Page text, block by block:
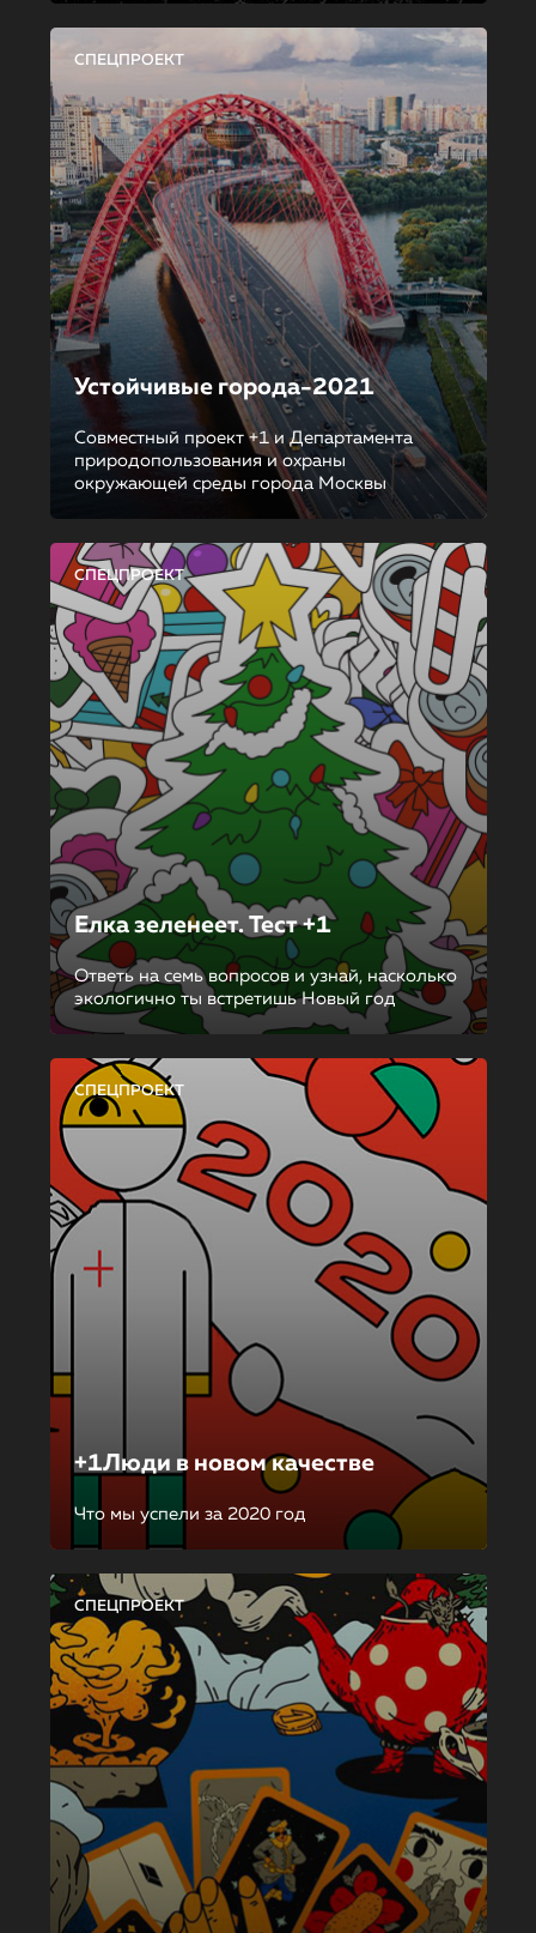
СПЕЦПРОЕКТ
Устойчивые города-2021
Совместный проект +1 и Департамента
природопользования и охраны
окружающей среды города Москвы
СПЕЦПРОЕКТ
Елка зеленеет. Тест +1
Ответь на семь вопросов и узнай, насколько
экологично ты встретишь Новый год
СПЕЦПРОЕКТ
+1Люди в новом качестве
Что мы успели за 2020 год
СПЕЦПРОЕКТ